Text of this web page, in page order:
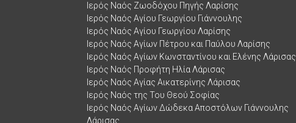
Ιερός Ναός Ζωοδόχου Πηγής Λαρίσης
Ιερός Ναός Αγίου Γεωργίου Γιάννουλης
Ιερός Ναός Αγίου Γεωργίου Λαρίσης
Ιερός Ναός Αγίων Πέτρου και Παύλου Λαρίσης
Ιερός Ναός Αγίων Κωνσταντίνου και Ελένης Λάρισας
Ιερός Ναός Προφήτη Ηλία Λάρισας
Ιερός Ναός Αγίας Αικατερίνης Λάρισας
Ιερός Ναός της Του Θεού Σοφίας
Ιερός Ναός Αγίων Δώδεκα Αποστόλων Γιάννουλης
Λάρισας